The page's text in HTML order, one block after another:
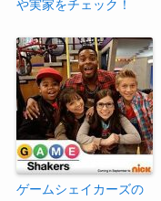
や実家をチェック！
ゲームシェイカーズの